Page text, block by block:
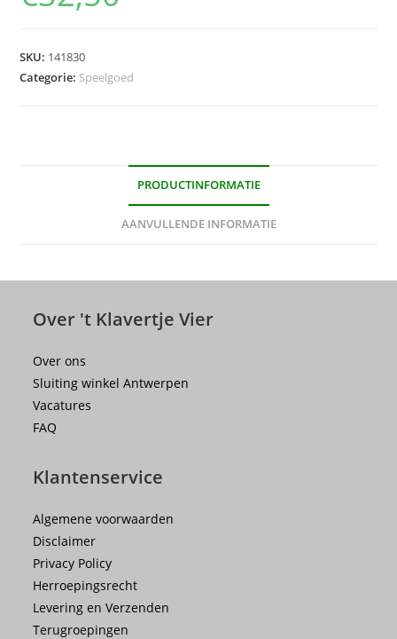
SKU: 141830
Categorie: Speelgoed
PRODUCTINFORMATIE
AANVULLENDE INFORMATIE
Over 't Klavertje Vier
Over ons
Sluiting winkel Antwerpen
Vacatures
FAQ
Klantenservice
Algemene voorwaarden
Disclaimer
Privacy Policy
Herroepingsrecht
Levering en Verzenden
Terugroepingen